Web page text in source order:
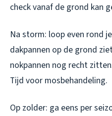
check vanaf de grond kan
Na storm: loop even rond
dakpannen op de grond
nokpannen nog recht
Tijd voor mosbehandeling.
Op zolder: ga eens per